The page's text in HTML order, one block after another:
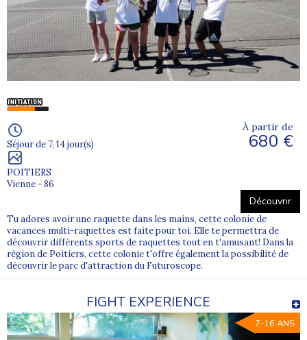
Séjour de 7, 14 jour(s)
POITIERS
Vienne - 86
À partir de
680 €
Découvrir
Tu adores avoir une raquette dans les mains, cette colonie de
vacances multi-raquettes est faite pour toi. Elle te permettra de
découvrir différents sports de raquettes tout en t'amusant! Dans la
région de Poitiers, cette colonie t'offre également la possibilité de
découvrir le parc d'attraction du Futuroscope.
FIGHT EXPERIENCE
7-16 ANS